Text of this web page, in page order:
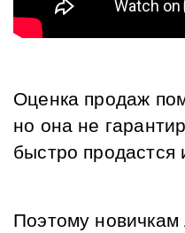
Оценка продаж
но она не
быстро продастся
Поэтому